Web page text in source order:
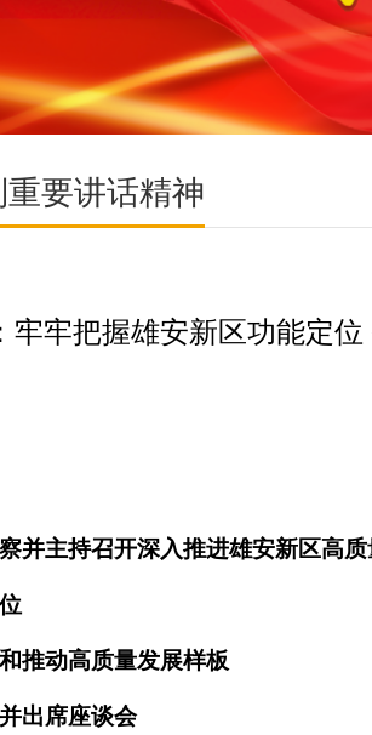
要讲话精神
牢牢把握雄安新区功能定
并主持召开深入推进雄安新区高
推动高质量发展样板
出席座谈会